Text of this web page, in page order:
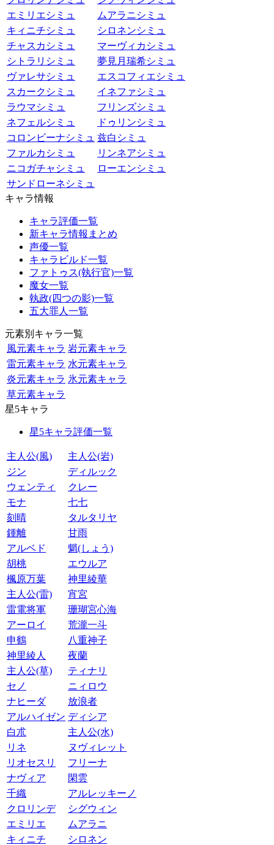
エミリエシミュ
ムアラニシミュ
キィニチシミュ
シロネンシミュ
チャスカシミュ
マーヴィカシミュ
シトラリシミュ
夢見月瑞希シミュ
ヴァレサシミュ
エスコフィエシミュ
スカークシミュ
イネファシミュ
ラウマシミュ
フリンズシミュ
ネフェルシミュ
ドゥリンシミュ
コロンビーナシミュ 兹白シミュ
ファルカシミュ
リンネアシミュ
ニコガチャシミュ
ローエンシミュ
サンドローネシミュ
キャラ情報
キャラ評価一覧
新キャラ情報まとめ
声優一覧
キャラビルド一覧
ファトゥス(執行官)一覧
魔女一覧
執政(四つの影)一覧
五大罪人一覧
元素別キャラ一覧
風元素キャラ 岩元素キャラ
雷元素キャラ 水元素キャラ
炎元素キャラ 氷元素キャラ
草元素キャラ
星5キャラ
星5キャラ評価一覧
主人公(風)
主人公(岩)
ジン
ディルック
ウェンティ
クレー
モナ
七七
刻晴
タルタリヤ
鍾離
甘雨
アルベド
魈(しょう)
胡桃
エウルア
楓原万葉
神里綾華
主人公(雷)
宵宮
雷電将軍
珊瑚宮心海
アーロイ
荒瀧一斗
申鶴
八重神子
神里綾人
夜蘭
主人公(草)
ティナリ
セノ
ニィロウ
ナヒーダ
放浪者
アルハイゼン ディシア
白朮
主人公(水)
リネ
ヌヴィレット
リオセスリ
フリーナ
ナヴィア
閑雲
千織
アルレッキーノ
クロリンデ
シグウィン
エミリエ
ムアラニ
キィニチ
シロネン